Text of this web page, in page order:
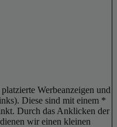
Werbeanzeigen und
Diese sind mit einem *
Durch das Anklicken der
wir einen kleinen